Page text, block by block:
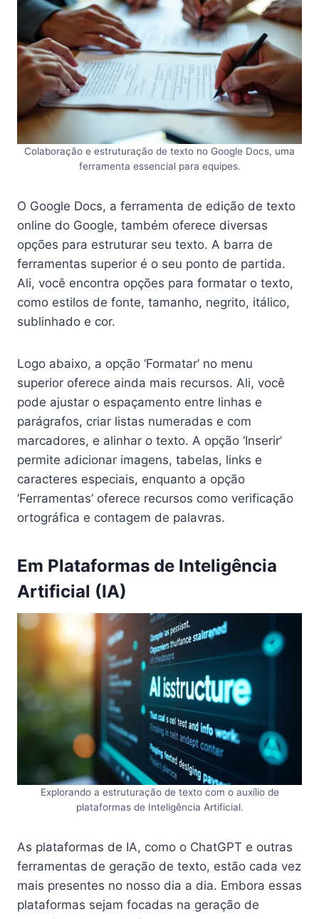
Colaboração e estruturação de texto no Google Docs, uma
ferramenta essencial para equipes.
O Google Docs, a ferramenta de edição de texto
online do Google, também oferece diversas
opções para estruturar seu texto. A barra de
ferramentas superior é o seu ponto de partida.
Ali, você encontra opções para formatar o texto,
como estilos de fonte, tamanho, negrito, itálico,
sublinhado e cor.
Logo abaixo, a opção ‘Formatar’ no menu
superior oferece ainda mais recursos. Ali, você
pode ajustar o espaçamento entre linhas e
parágrafos, criar listas numeradas e com
marcadores, e alinhar o texto. A opção ‘Inserir’
permite adicionar imagens, tabelas, links e
caracteres especiais, enquanto a opção
‘Ferramentas’ oferece recursos como verificação
ortográfica e contagem de palavras.
Em Plataformas de Inteligência
Artificial (IA)
Explorando a estruturação de texto com o auxílio de
plataformas de Inteligência Artificial.
As plataformas de IA, como o ChatGPT e outras
ferramentas de geração de texto, estão cada vez
mais presentes no nosso dia a dia. Embora essas
plataformas sejam focadas na geração de